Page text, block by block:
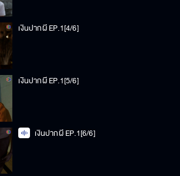
เงินปากผี EP.1[4/6]
เงินปากผี EP.1[5/6]
เงินปากผี EP.1[6/6]